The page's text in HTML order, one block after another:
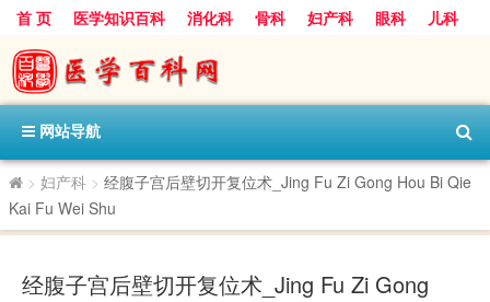
首 页 医学知识百科 消化科 骨科 妇产科 眼科
儿科
心血管病科
呼吸科 神经科
内分泌科
口腔科
网站导航
> 妇产科 > 经腹子宫后壁切开复位术_Jing Fu Zi Gong Hou Bi Qie
Kai Fu Wei Shu
经腹子宫后壁切开复位术_Jing Fu Zi Gong